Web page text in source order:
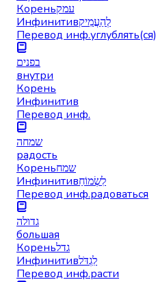
Кореньעמק
Инфинитивלְהַעֲמִיק
Перевод инф.углублять(ся)
בפנים
внутри
Корень
Инфинитив
Перевод инф.
שמחה
радость
Кореньשמח
Инфинитивלִשְׂמוֹחַ
Перевод инф.радоваться
גדולה
большая
Кореньגדל
Инфинитивלִגְדֹּל
Перевод инф.расти